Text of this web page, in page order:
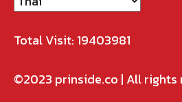
Total Visit: 19403981
©2023 prinside.co | All rights